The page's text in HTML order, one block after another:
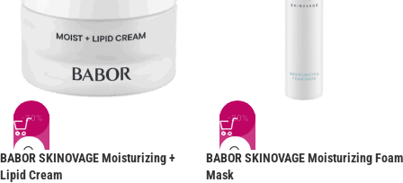
-20%
BABOR SKINOVAGE Moisturizing +
Lipid Cream
-20%
BABOR SKINOVAGE Moisturizing Foam
Mask